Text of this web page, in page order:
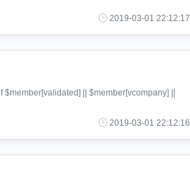
2019-03-01 22:12:17
|| $member[vcompany] ||
2019-03-01 22:12:16